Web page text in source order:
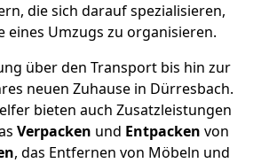
die sich darauf spezialisieren,
eines Umzugs zu organisieren.
über den Transport bis hin zur
neuen Zuhause in Dürresbach.
bieten auch Zusatzleistungen
Verpacken und Entpacken von
, das Entfernen von Möbeln und